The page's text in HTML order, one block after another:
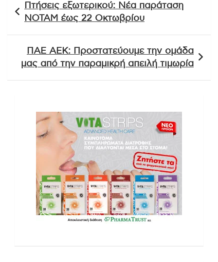
άρθρων
Πτήσεις εξωτερικού: Νέα παράταση
ΝΟΤΑΜ έως 22 Οκτωβρίου
ΠΑΕ ΑΕΚ: Προστατεύουμε την ομάδα
μας από την παραμικρή απειλή τιμωρία